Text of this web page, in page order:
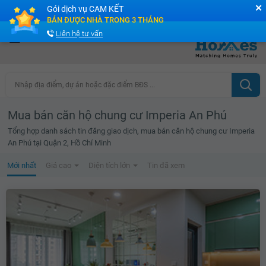
Cộng đồng Môi giới bPRO
Nhập địa điểm, dự án hoặc đặc điểm BĐS ...
Mua bán căn hộ chung cư Imperia An Phú
Tổng hợp danh sách tin đăng giao dịch, mua bán căn hộ chung cư Imperia
An Phú tại Quận 2, Hồ Chí Minh
Mới nhất Giá cao Diện tích lớn Tin đã xem
✕
Gói dịch vụ CAM KẾT
BÁN ĐƯỢC NHÀ TRONG 3 THÁNG
Liên hệ tư vấn